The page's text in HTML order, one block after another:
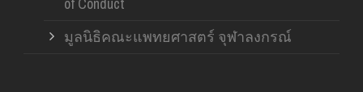
มูลนิธิคณะแพทยศาสตร์ จุฬาลงกรณ์